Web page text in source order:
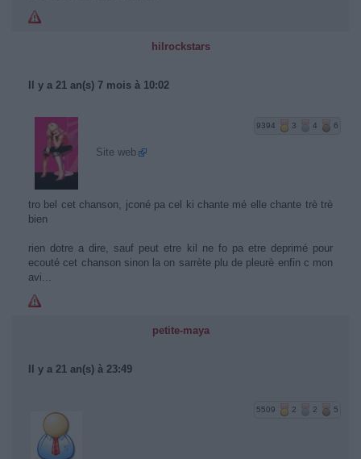
hilrockstars
Il y a 21 an(s) 7 mois à 10:02
9394 3 4 6
Site web
tro bel cet chanson, jconé pa cel ki chante mé elle chante trè trè
bien
rien dotre a dire, sauf peut etre kil ne fo pa etre deprimé pour
ecouté cet chanson sinon la on sarrète plu de pleurè enfin c mon
avi...
petite-maya
Il y a 21 an(s) à 23:49
5509 2 2 5